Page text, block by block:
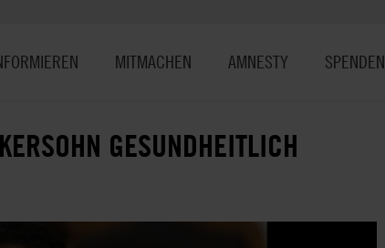
MITMACHEN AMNESTY SPENDEN
GESUNDHEITLICH